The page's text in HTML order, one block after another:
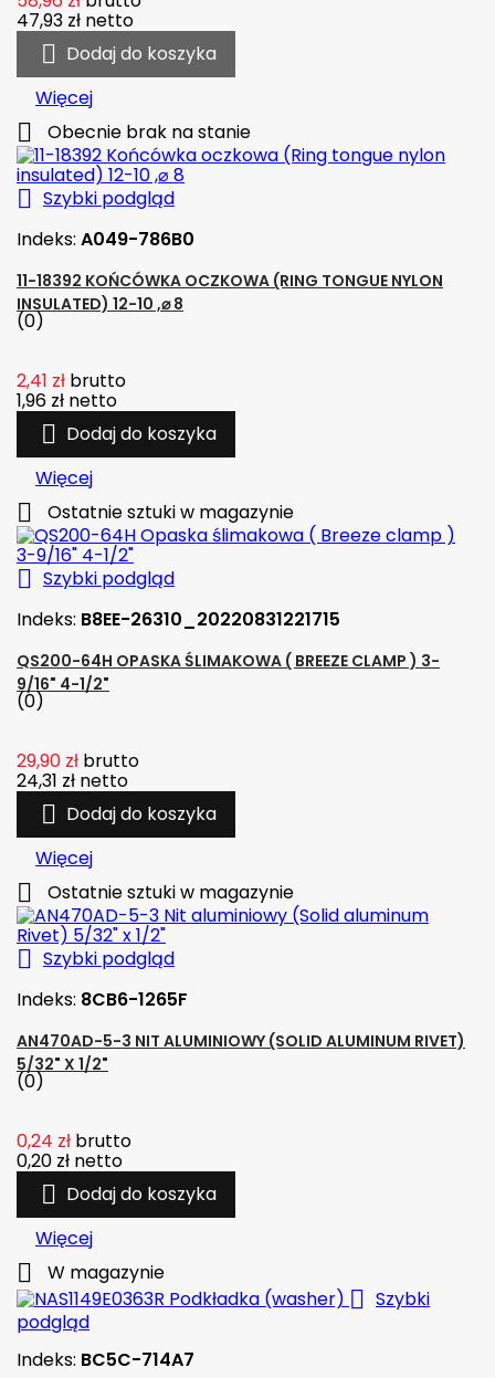
47,93 zł netto
 Dodaj do koszyka
Więcej
 Obecnie brak na stanie
 Szybki podgląd
Indeks: A049-786B0
11-18392 KOŃCÓWKA OCZKOWA (RING TONGUE NYLON
INSULATED) 12-10 ,⌀ 8
(0)
2,41 zł brutto
1,96 zł netto
 Dodaj do koszyka
Więcej
 Ostatnie sztuki w magazynie
 Szybki podgląd
Indeks: B8EE-26310_20220831221715
QS200-64H OPASKA ŚLIMAKOWA ( BREEZE CLAMP ) 3-
9/16" 4-1/2"
(0)
29,90 zł brutto
24,31 zł netto
 Dodaj do koszyka
Więcej
 Ostatnie sztuki w magazynie
 Szybki podgląd
Indeks: 8CB6-1265F
AN470AD-5-3 NIT ALUMINIOWY (SOLID ALUMINUM RIVET)
5/32" X 1/2"
(0)
0,24 zł brutto
0,20 zł netto
 Dodaj do koszyka
Więcej
 W magazynie
 Szybki
podgląd
Indeks: BC5C-714A7